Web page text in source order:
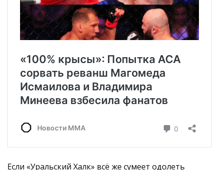
Если «Уральский Халк» всё же сумеет одолеть